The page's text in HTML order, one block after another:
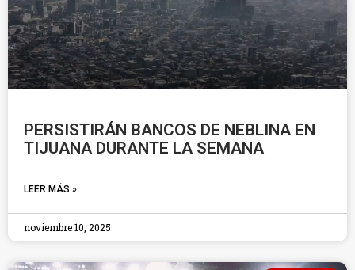
PERSISTIRÁN BANCOS DE NEBLINA EN
TIJUANA DURANTE LA SEMANA
LEER MÁS »
noviembre 10, 2025